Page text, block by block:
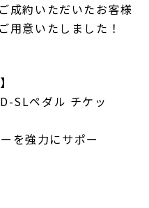
成約いただいたお客様
用意いたしました！
SLペダル チケッ
を強力にサポー